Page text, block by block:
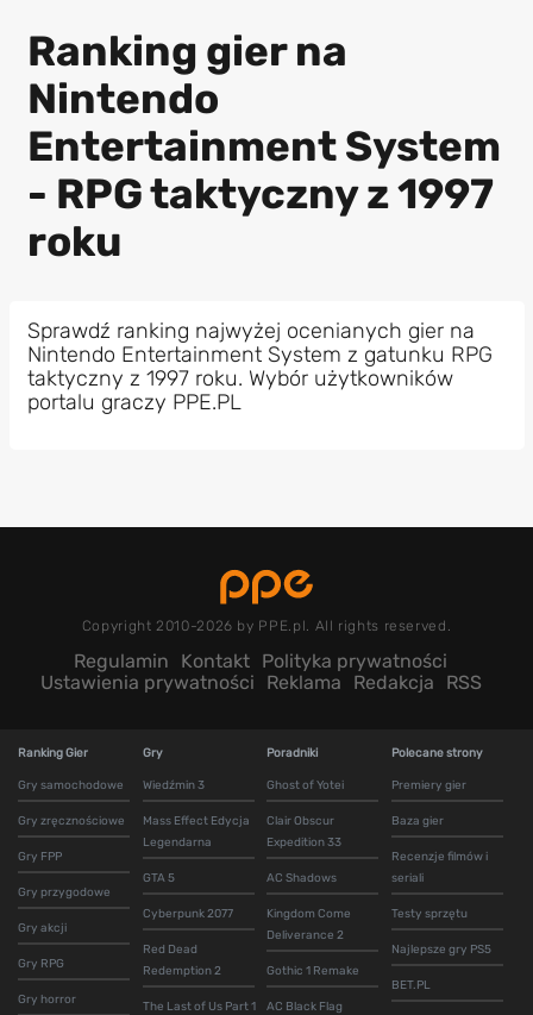
Ranking gier na
Nintendo
Entertainment System
- RPG taktyczny z 1997
roku
Sprawdź ranking najwyżej ocenianych gier na
Nintendo Entertainment System z gatunku RPG
taktyczny z 1997 roku. Wybór użytkowników
portalu graczy PPE.PL
Copyright 2010-2026 by PPE.pl. All rights reserved.
Regulamin Kontakt Polityka prywatności
Ustawienia prywatności
Reklama Redakcja RSS
Ranking Gier
Gry samochodowe
Gry zręcznościowe
Gry FPP
Gry przygodowe
Gry akcji
Gry RPG
Gry horror
Gry
Wiedźmin 3
Mass Effect Edycja
Legendarna
GTA 5
Cyberpunk 2077
Red Dead
Redemption 2
The Last of Us Part 1
Poradniki
Ghost of Yotei
Clair Obscur
Expedition 33
AC Shadows
Kingdom Come
Deliverance 2
Gothic 1 Remake
AC Black Flag
Polecane strony
Premiery gier
Baza gier
Recenzje filmów i
seriali
Testy sprzętu
Najlepsze gry PS5
BET.PL